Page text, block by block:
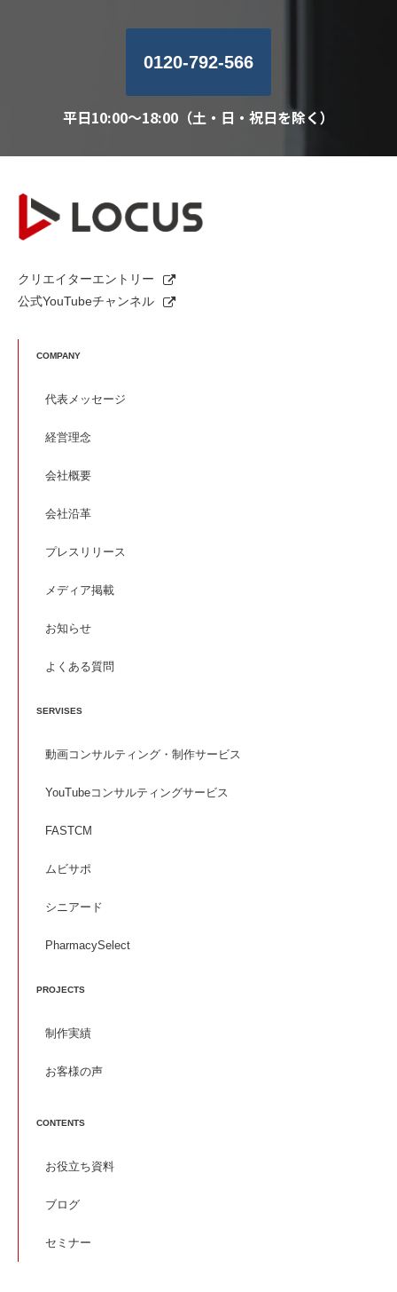
0120-792-566
平日10:00～18:00（土・日・祝日を除く）
クリエイターエントリー
公式YouTubeチャンネル
COMPANY
代表メッセージ
経営理念
会社概要
会社沿革
プレスリリース
メディア掲載
お知らせ
よくある質問
SERVISES
動画コンサルティング・制作サービス
YouTubeコンサルティングサービス
FASTCM
ムビサポ
シニアード
PharmacySelect
PROJECTS
制作実績
お客様の声
CONTENTS
お役立ち資料
ブログ
セミナー